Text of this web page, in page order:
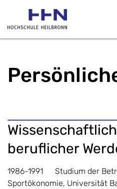
beruflicher
1986-1991 Studium der
Sportökonomie, Universität